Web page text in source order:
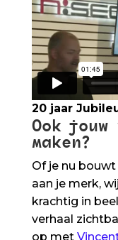
20 jaar
Ook
maken?
Of je nu
aan je merk,
krachtig in
verhaal
op met